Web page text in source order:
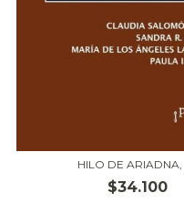
HILO DE ARIADNA,
$34.100